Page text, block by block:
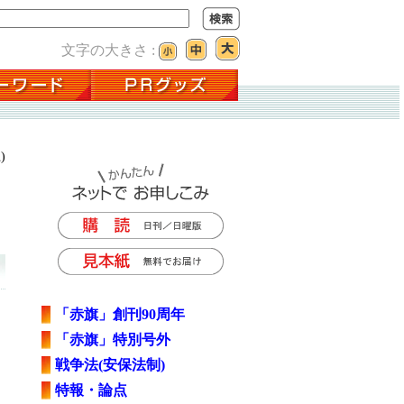
文字の大きさ :
「赤旗」創刊90周年
「赤旗」特別号外
戦争法(安保法制)
特報・論点